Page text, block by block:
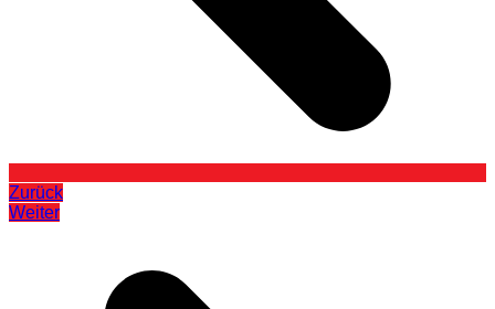
Zurück
Weiter